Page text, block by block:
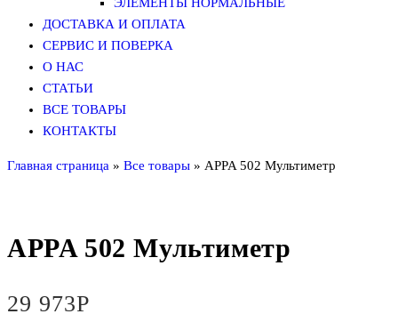
ДОСТАВКА И ОПЛАТА
СЕРВИС И ПОВЕРКА
О НАС
СТАТЬИ
ВСЕ ТОВАРЫ
КОНТАКТЫ
Главная страница » Все товары » APPA 502 Мультиметр
APPA 502 Мультиметр
29 973Р